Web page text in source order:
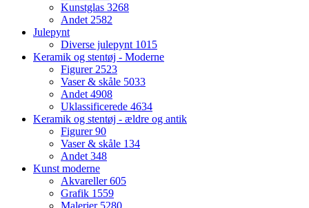
Kunstglas 3268
Andet 2582
Julepynt
Diverse julepynt 1015
Keramik og stentøj - Moderne
Figurer 2523
Vaser & skåle 5033
Andet 4908
Uklassificerede 4634
Keramik og stentøj - ældre og antik
Figurer90
Vaser & skåle 134
Andet 348
Kunst moderne
Akvareller605
Grafik 1559